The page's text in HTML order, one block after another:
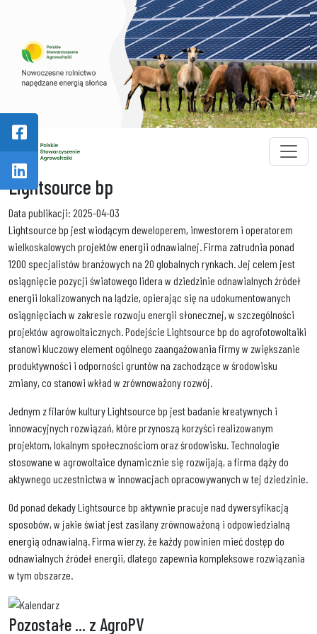
Lightsource bp
Data publikacji: 2025-04-03
Lightsource bp jest wiodącym deweloperem, inwestorem i operatorem
wielkoskalowych projektów energii odnawialnej. Firma zatrudnia ponad
1200 specjalistów branżowych na 20 globalnych rynkach. Jej celem jest
osiągnięcie pozycji światowego lidera w dziedzinie odnawialnych źródeł
energii lokalizowanych na lądzie, opierając się na udokumentowanych
osiągnięciach w zakresie rozwoju energii słonecznej, w szczególności
projektów agrowoltaicznych. Podejście Lightsource bp do agrofotowoltaiki
stanowi kluczowy element ogólnego zaangażowania firmy w zwiększanie
produktywności i odporności gruntów na zachodzące w środowisku
zmiany, co stanowi wkład w zrównoważony rozwój.
Jednym z filarów kultury Lightsource bp jest badanie kreatywnych i
innowacyjnych rozwiązań, które przynoszą korzyści realizowanym
projektom, lokalnym społecznościom oraz środowisku. Technologie
stosowane w agrowoltaice dynamicznie się rozwijają, a firma dąży do
aktywnego uczestnictwa w innowacjach opracowywanych w tej dziedzinie.
Od ponad dekady Lightsource bp aktywnie pracuje nad dywersyfikacją
sposobów, w jakie świat jest zasilany zrównoważoną i odpowiedzialną
energią odnawialną. Firma wierzy, że każdy powinien mieć dostęp do
odnawialnych źródeł energii, dlatego zapewnia kompleksowe rozwiązania
w tym obszarze.
Pozostałe ... z AgroPV